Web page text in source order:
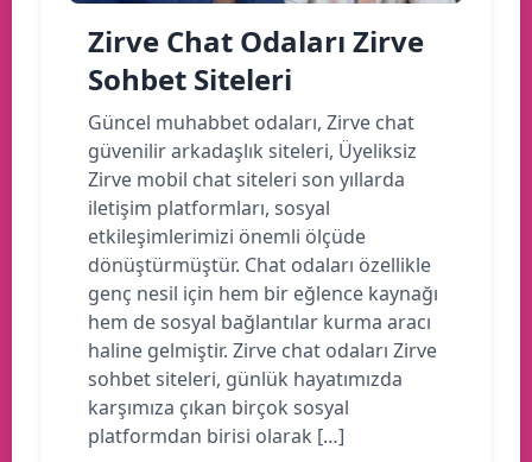
Zirve Chat Odaları Zirve
Sohbet Siteleri
Güncel muhabbet odaları, Zirve chat
güvenilir arkadaşlık siteleri, Üyeliksiz
Zirve mobil chat siteleri son yıllarda
iletişim platformları, sosyal
etkileşimlerimizi önemli ölçüde
dönüştürmüştür. Chat odaları özellikle
genç nesil için hem bir eğlence kaynağı
hem de sosyal bağlantılar kurma aracı
haline gelmiştir. Zirve chat odaları Zirve
sohbet siteleri, günlük hayatımızda
karşımıza çıkan birçok sosyal
platformdan birisi olarak […]